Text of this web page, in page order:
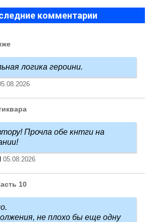
комментарии
логика героини.
Прочла обе кнтги на
05.08.2026
10
не плохо бы еще одну